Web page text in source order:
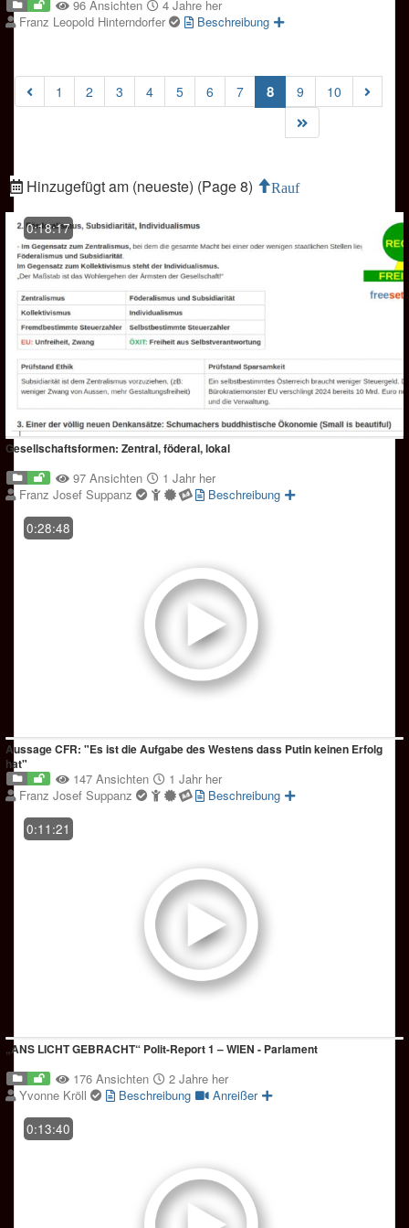
96 Ansichten
4 Jahre her
Franz Leopold Hinterndorfer
Beschreibung
1 2 3 4 5 6 7 8(current)
9 10
Hinzugefügt am (neueste) (Page 8) Rauf
0:18:17
Gesellschaftsformen: Zentral, föderal, lokal
97 Ansichten
1 Jahr her
Franz Josef Suppanz
Beschreibung
0:28:48
Aussage CFR: "Es ist die Aufgabe des Westens dass Putin keinen Erfolg
hat"
147 Ansichten
1 Jahr her
Franz Josef Suppanz
Beschreibung
0:11:21
„ANS LICHT GEBRACHT“ Polit-Report 1 – WIEN - Parlament
176 Ansichten
2 Jahre her
Yvonne Kröll
Beschreibung
Anreißer
0:13:40